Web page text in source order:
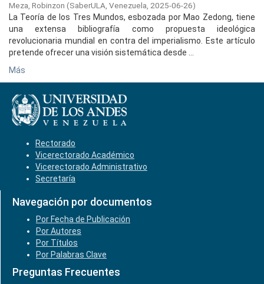
Meza, Robinzon (SaberULA, Venezuela, 2025-06-26)
La Teoría de los Tres Mundos, esbozada por Mao Zedong, tiene
una extensa bibliografía como propuesta ideológica
revolucionaria mundial en contra del imperialismo. Este artículo
pretende ofrecer una visión sistemática desde ...
Más
Rectorado
Vicerectorado Académico
Vicerectorado Administrativo
Secretaría
Navegación por documentos
Por Fecha de Publicación
Por Autores
Por Títulos
Por Palabras Clave
Preguntas Frecuentes